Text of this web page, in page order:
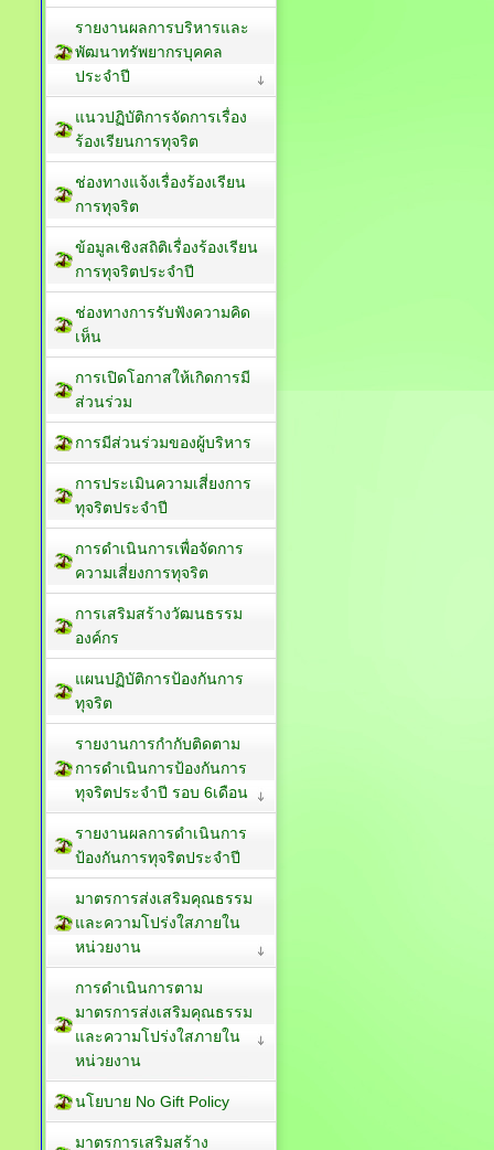
รายงานผลการบริหารและ
พัฒนาทรัพยากรบุคคล
ประจำปี
แนวปฏิบัติการจัดการเรื่อง
ร้องเรียนการทุจริต
ช่องทางแจ้งเรื่องร้องเรียน
การทุจริต
ข้อมูลเชิงสถิติเรื่องร้องเรียน
การทุจริตประจำปี
ช่องทางการรับฟังความคิด
เห็น
การเปิดโอกาสให้เกิดการมี
ส่วนร่วม
การมีส่วนร่วมของผู้บริหาร
การประเมินความเสี่ยงการ
ทุจริตประจำปี
การดำเนินการเพื่อจัดการ
ความเสี่ยงการทุจริต
การเสริมสร้างวัฒนธรรม
องค์กร
แผนปฏิบัติการป้องกันการ
ทุจริต
รายงานการกำกับติดตาม
การดำเนินการป้องกันการ
ทุจริตประจำปี รอบ 6เดือน
รายงานผลการดำเนินการ
ป้องกันการทุจริตประจำปี
มาตรการส่งเสริมคุณธรรม
และความโปร่งใสภายใน
หน่วยงาน
การดำเนินการตาม
มาตรการส่งเสริมคุณธรรม
และความโปร่งใสภายใน
หน่วยงาน
นโยบาย No Gift Policy
มาตรการเสริมสร้าง